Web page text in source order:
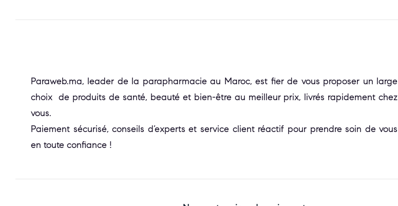
Paraweb.ma, leader de la parapharmacie au Maroc, est fier de vous proposer un large
choix de produits de santé, beauté et bien-être au meilleur prix, livrés rapidement chez
vous.
Paiement sécurisé, conseils d’experts et service client réactif pour prendre soin de vous
en toute confiance !